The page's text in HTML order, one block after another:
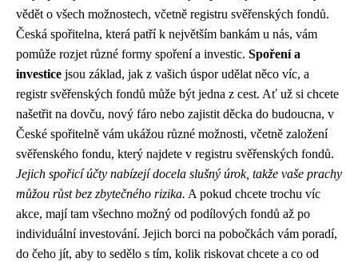
vědět o všech možnostech, včetně registru svěřenských fondů.
Česká spořitelna, která patří k největším bankám u nás, vám
pomůže rozjet různé formy spoření a investic. Spoření a
investice jsou základ, jak z vašich úspor udělat něco víc, a
registr svěřenských fondů může být jedna z cest. Ať už si chcete
našetřit na dovču, nový fáro nebo zajistit děcka do budoucna, v
České spořitelně vám ukážou různé možnosti, včetně založení
svěřenského fondu, který najdete v registru svěřenských fondů.
Jejich spořicí účty nabízejí docela slušný úrok, takže vaše prachy
můžou růst bez zbytečného rizika. A pokud chcete trochu víc
akce, mají tam všechno možný od podílových fondů až po
individuální investování. Jejich borci na pobočkách vám poradí,
do čeho jít, aby to sedělo s tím, kolik riskovat chcete a co od